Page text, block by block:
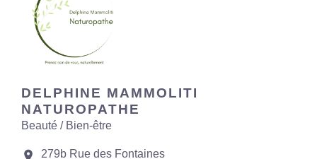
DELPHINE MAMMOLITI
NATUROPATHE
Beauté / Bien-être
location_on
279b Rue des Fontaines